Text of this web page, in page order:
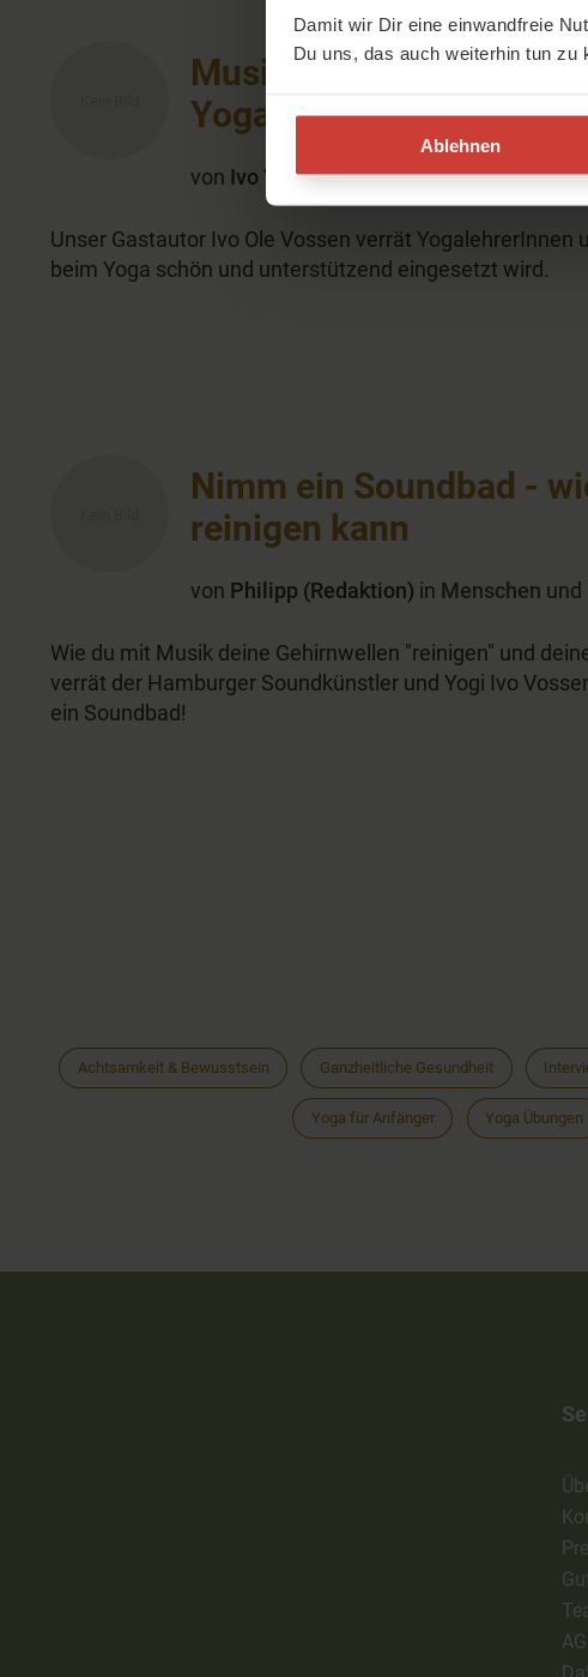
Damit wir Dir eine einwandfreie
Du uns, das auch weiterhin tun zu
Ablehnen
Musik im
YogalehrerInnen
von Ivo VosseninPraxis
Unser Gastautor Ivo Ole Vossen verrät YogalehrerInnen
beim Yoga schön und unterstützend eingesetzt wird.
Nimm ein Soundbad -
reinigen kann
von Philipp (Redaktion) in Menschen und
Wie du mit Musik deine Gehirnwellen "reinigen" und
verrät der Hamburger Soundkünstler und Yogi Ivo
ein Soundbad!
Achtsamkeit & Bewusstsein Ganzheitliche Gesundheit
Yoga für Anfänger Yoga Übungen